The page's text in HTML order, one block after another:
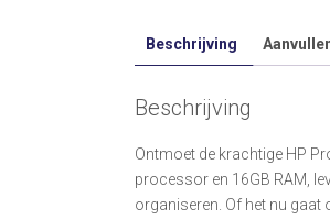
Beschrijving
Beschrijving
Ontmoet de krachtige HP
processor en 16GB RAM,
organiseren. Of het nu gaat